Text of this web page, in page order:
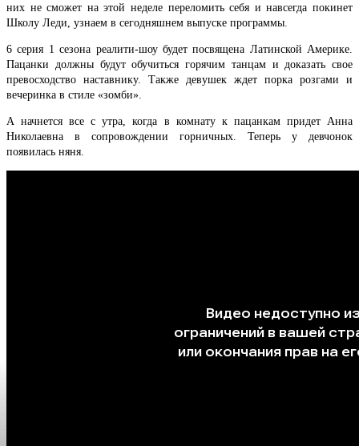
них не сможет на этой неделе переломить себя и навсегда покинет
Школу Леди, узнаем в сегодняшнем выпуске программы.
6 серия 1 сезона реалити-шоу будет посвящена Латинской Америке.
Пацанки должны будут обучиться горячим танцам и доказать свое
превосходство наставнику. Также девушек ждет порка розгами и
вечеринка в стиле «зомби».
А начнется все с утра, когда в комнату к пацанкам придет Анна
Николаевна в сопровождении горничных. Теперь у девчонок
появилась няня.